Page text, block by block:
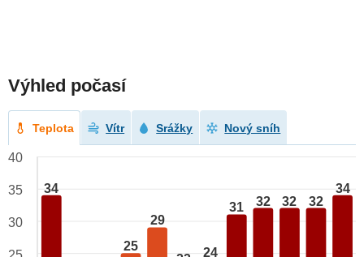
Výhled počasí
Teplota Vítr Srážky Nový sníh
34
25
29
24
31 32 32 32
34
40
35
30